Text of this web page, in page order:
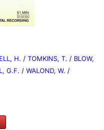
H. / TOMKINS, T. / BLOW,
G.F. / WALOND, W. /